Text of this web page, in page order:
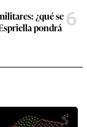
¿qué se
pondrá 6